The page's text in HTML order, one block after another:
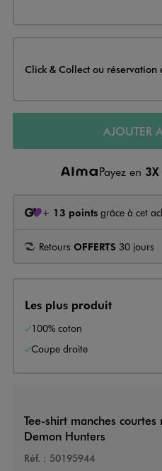
Click & Collect ou réservation
AJOUTER
Payez en
+ 13 points grâce à cet
Retours OFFERTS 30 jours
Les plus produit
100% coton
Coupe droite
Tee-shirt manches
Demon Hunters
Réf. : 50195944